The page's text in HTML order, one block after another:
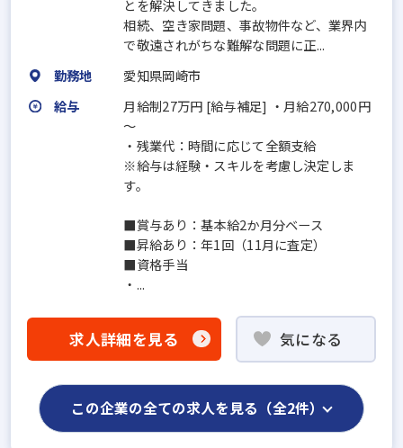
とを解決してきました。
相続、空き家問題、事故物件など、業界内
で敬遠されがちな難解な問題に正...
勤務地
愛知県岡崎市
給与
月給制27万円 [給与補足] ・月給270,000円
～
・残業代：時間に応じて全額支給
※給与は経験・スキルを考慮し決定しま
す。
■賞与あり：基本給2か月分ベース
■昇給あり：年1回（11月に査定）
■資格手当
・...
求人詳細を見る 気になる
この企業の全ての求人を見る（全2件）